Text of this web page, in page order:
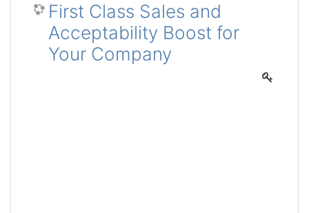
First Class Sales and
Acceptability Boost for
Your Company